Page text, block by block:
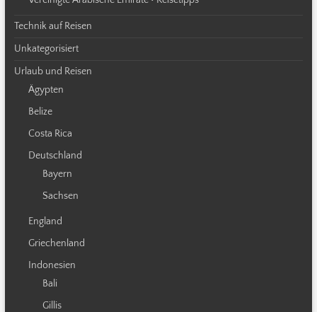
Technik auf Reisen
Unkategorisiert
Urlaub und Reisen
Ägypten
Belize
Costa Rica
Deutschland
Bayern
Sachsen
England
Griechenland
Indonesien
Bali
Gillis